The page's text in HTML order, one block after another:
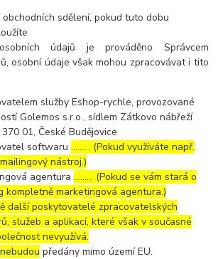
obchodních sdělení, pokud tuto dobu
údajů je prováděno Správcem
osobní údaje však mohou zpracovávat i tito
služby Eshop-rychle, provozované
Golemos s.r.o., sídlem Zátkovo nábřeží
01, České Budějovice
softwaru……… (Pokud využíváte např.
nástroj.)
agentura……… (Pokud se vám stará o
kompletně marketingová agentura.)
další poskytovatelé zpracovatelských
služeb a aplikací, které však v současné
nevyužívá.
nebudou předány mimo území EU.